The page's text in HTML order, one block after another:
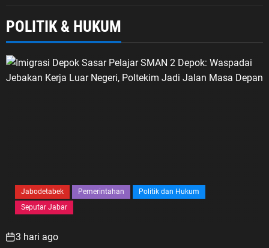
POLITIK & HUKUM
Jabodetabek Pemerintahan
Politik dan Hukum
Seputar Jabar
3 hari ago